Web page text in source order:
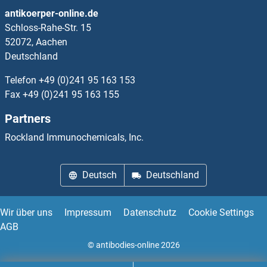
WNT16 ELISA Kits
WNT2 ELISA Kits
WNT3 ELISA Kits
WNT3A ELISA Kits
WNT5A ELISA Kits
WNT7A ELISA Kits
antikoerper-online.de
Schloss-Rahe-Str. 15
52072, Aachen
Deutschland
Telefon +49 (0)241 95 163 153
Fax +49 (0)241 95 163 155
Partners
Rockland Immunochemicals, Inc.
Deutsch Deutschland
Wir über uns Impressum Datenschutz
Cookie Settings
AGB
© antibodies-online 2026